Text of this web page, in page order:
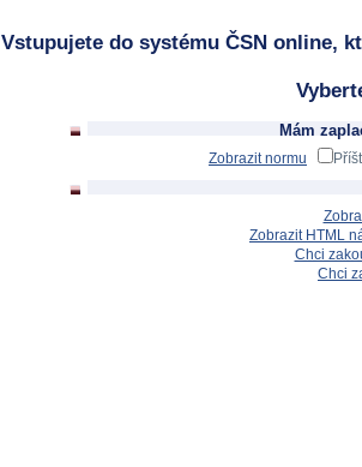
Vstupujete do systému ČSN online,
Mám
Zobrazit normu
Zobrazit HTML
Chci
Chci